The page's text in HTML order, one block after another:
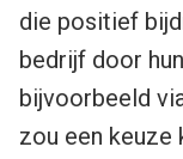
die positief
bedrijf door
bijvoorbeeld
zou een keuze